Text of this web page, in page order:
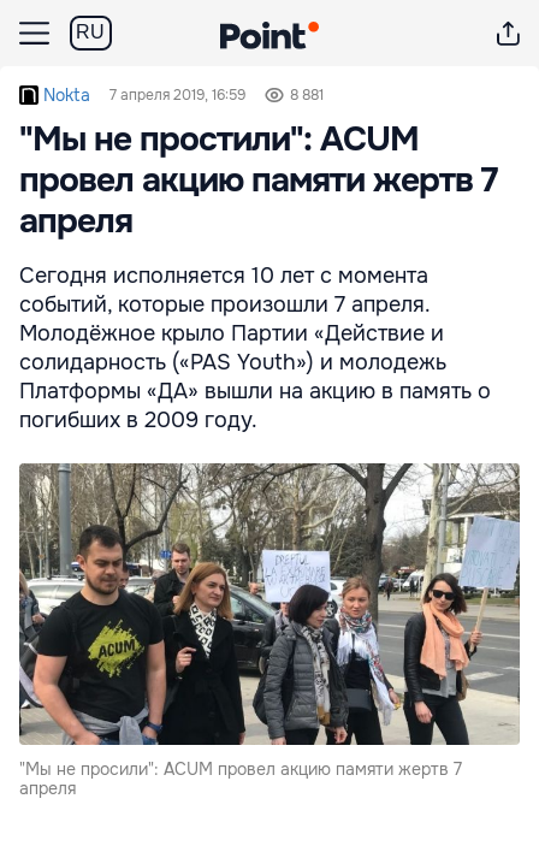
RU
Nokta 7 апреля 2019, 16:59 8 881
"Мы не простили": ACUM
провел акцию памяти жертв 7
апреля
Сегодня исполняется 10 лет с момента
событий, которые произошли 7 апреля.
Молодёжное крыло Партии «Действие и
солидарность («PAS Youth») и молодежь
Платформы «ДА» вышли на акцию в память о
погибших в 2009 году.
"Мы не просили": ACUM провел акцию памяти жертв 7
апреля